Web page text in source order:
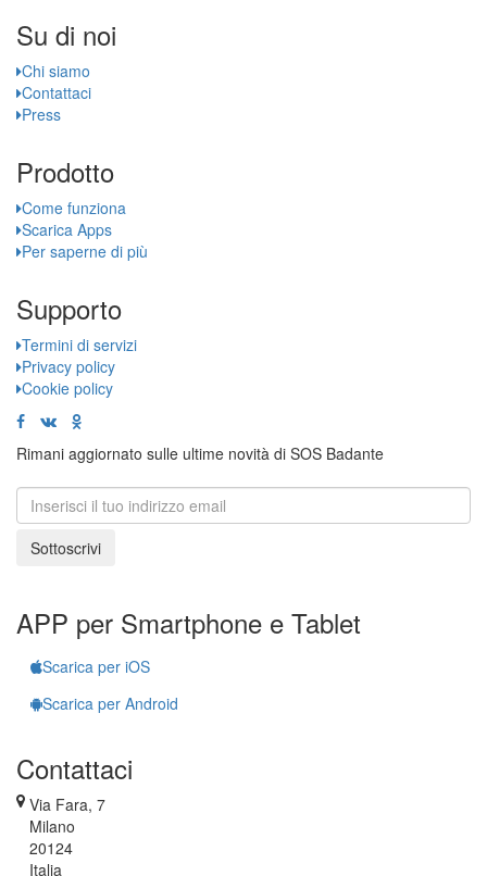
Su di noi
Chi siamo
Contattaci
Press
Prodotto
Come funziona
Scarica Apps
Per saperne di più
Supporto
Termini di servizi
Privacy policy
Cookie policy
Rimani aggiornato sulle ultime novità di SOS Badante
Sottoscrivi
APP per Smartphone e Tablet
Scarica per iOS
Scarica per Android
Contattaci
Via Fara, 7
Milano
20124
Italia